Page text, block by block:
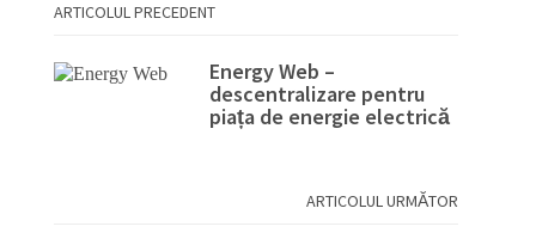
ARTICOLUL PRECEDENT
Energy Web –
descentralizare pentru
piața de energie electrică
ARTICOLUL URMĂTOR